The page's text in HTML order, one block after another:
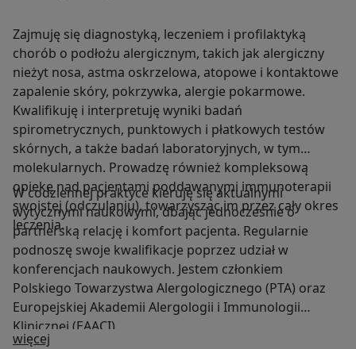
Zajmuję się diagnostyką, leczeniem i profilaktyką
chorób o podłożu alergicznym, takich jak alergiczny
nieżyt nosa, astma oskrzelowa, atopowe i kontaktowe
zapalenie skóry, pokrzywka, alergie pokarmowe.
Kwalifikuję i interpretuję wyniki badań
spirometrycznych, punktowych i płatkowych testów
skórnych, a także badań laboratoryjnych, w tym
molekularnych. Prowadzę również kompleksową
opiekę nad pacjentami poddawanymi immunoterapii
swoistej (odczulaniu), towarzysząc im przez cały okres
leczenia.
W codziennej praktyce kieruję się aktualnymi
wytycznymi naukowymi, dbając jednocześnie o
partnerską relację i komfort pacjenta. Regularnie
podnoszę swoje kwalifikacje poprzez udział w
konferencjach naukowych. Jestem członkiem
Polskiego Towarzystwa Alergologicznego (PTA) oraz
Europejskiej Akademii Alergologii i Immunologii
Klinicznej (EAACI).
więcej